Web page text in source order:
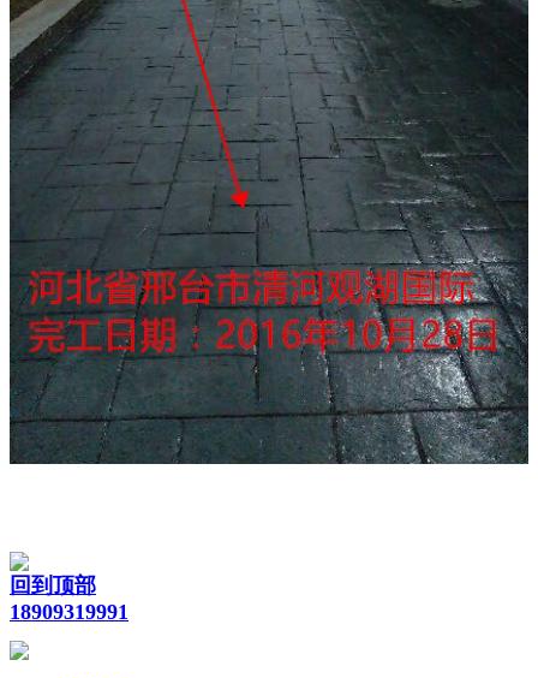
回到顶部
18909319991